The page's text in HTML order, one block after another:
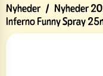
Nyheder / Nyheder
Inferno Funny Spray